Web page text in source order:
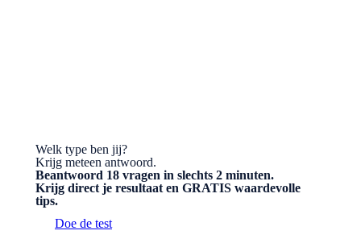
Welk type ben jij?
Krijg meteen antwoord.
Beantwoord 18 vragen in slechts 2 minuten.
Krijg direct je resultaat en GRATIS waardevolle
tips.
Doe de test